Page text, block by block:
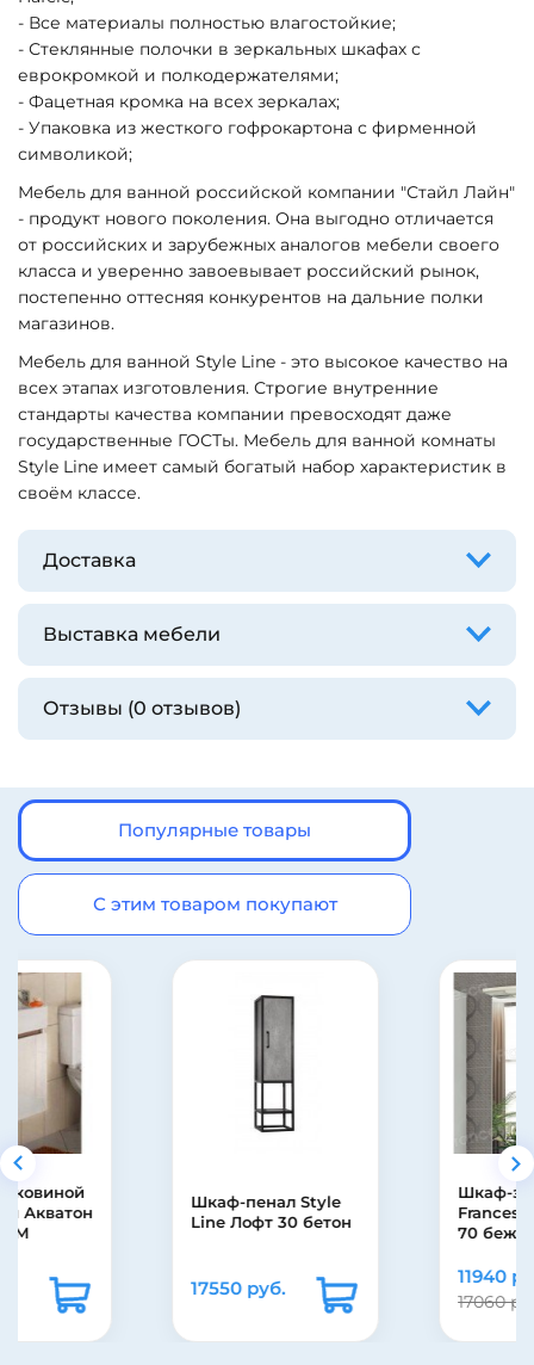
- Все материалы полностью влагостойкие;
- Стеклянные полочки в зеркальных шкафах с
еврокромкой и полкодержателями;
- Фацетная кромка на всех зеркалах;
- Упаковка из жесткого гофрокартона с фирменной
символикой;
Мебель для ванной российской компании "Стайл Лайн"
- продукт нового поколения. Она выгодно отличается
от российских и зарубежных аналогов мебели своего
класса и уверенно завоевывает российский рынок,
постепенно оттесняя конкурентов на дальние полки
магазинов.
Мебель для ванной Style Line - это высокое качество на
всех этапах изготовления. Строгие внутренние
стандарты качества компании превосходят даже
государственные ГОСТы. Мебель для ванной комнаты
Style Line имеет самый богатый набор характеристик в
своём классе.
Доставка
Выставка мебели
Отзывы (0 отзывов)
Популярные товары
С этим товаром покупают
Шкаф-пенал Style
Line Лофт 30 бетон
17550 руб.
Шкаф-зеркало
Francesca Виктория
70 бежевый
11940 руб.
17060 руб.